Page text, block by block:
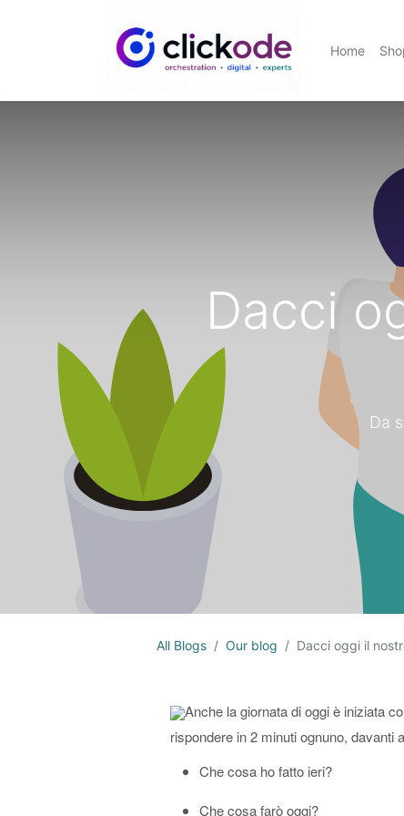
Home
Dacci
Da
All Blogs Our blog Dacci oggi il
Anche la giornata di oggi è iniziata
rispondere in 2 minuti ognuno, davanti
Che cosa ho fatto ieri?
Che cosa farò oggi?